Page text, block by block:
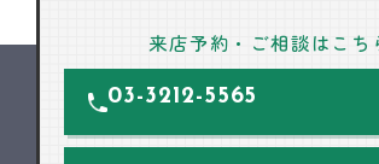
来店予約・ご相談はこち
03-3212-5565